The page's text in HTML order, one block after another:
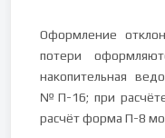
Оформление
потери
накопительная
№П-16; при расчёте
расчёт форма П-8